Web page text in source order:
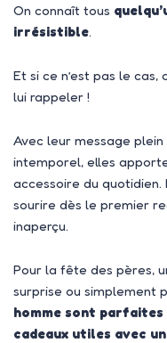
On connaît tous
irrésistible.
Et si ce n’est pas le
lui rappeler !
Avec leur message
intemporel, elles
accessoire du
sourire dès le premier
inaperçu.
Pour la fête des pères,
surprise ou simplement
homme sont parfaites
cadeaux utiles avec